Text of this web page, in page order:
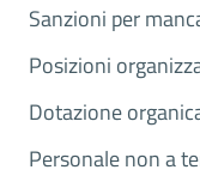
Sanzioni per
Posizioni
Dotazione
Personale non a